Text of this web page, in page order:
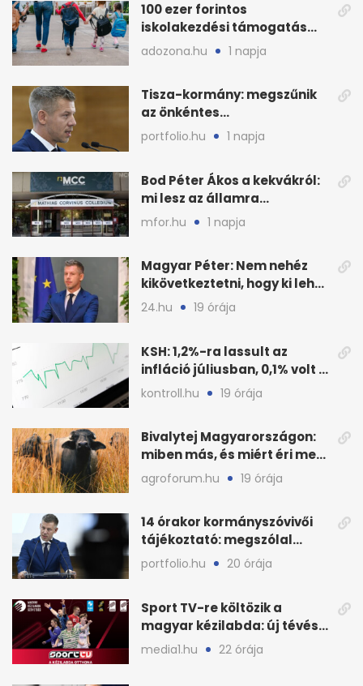
100 ezer forintos
iskolakezdési támogatás
2026 őszén: adózás,
munkáltatói plusz
adozona.hu 1 napja
Tisza-kormány: megszűnik
az önkéntes
fogyasztáscsökkentés
portfolio.hu 1 napja
Bod Péter Ákos a kekvákról:
mi lesz az államra
visszaszálló vagyonnal?
mfor.hu 1 napja
Magyar Péter: Nem nehéz
kikövetkeztetni, hogy ki lehet
a három jelölt
24.hu 19 órája
KSH: 1,2%-ra lassult az
infláció júliusban, 0,1% volt a
havi áresés
kontroll.hu 19 órája
Bivalytej Magyarországon:
miben más, és miért éri meg
feldolgozni?
agroforum.hu 19 órája
14 órakor kormányszóvivői
tájékoztató: megszólal
Magyar Péter is
portfolio.hu 20 órája
Sport TV-re költözik a
magyar kézilabda: új tévés
megállapodás
media1.hu 22 órája